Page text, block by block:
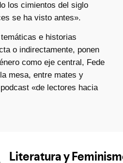
los cimientos del siglo
se ha visto antes».
e historias
o indirectamente, ponen
como eje central, Fede
mesa, entre mates y
«de lectores hacia